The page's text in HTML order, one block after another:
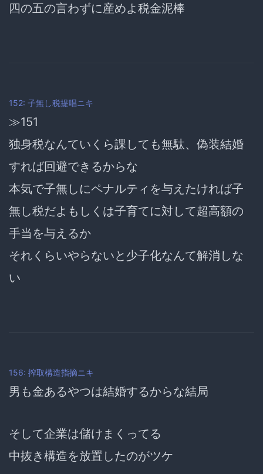
四の五の言わずに産めよ税金泥棒
152: 子無し税提唱ニキ
≫151
独身税なんていくら課しても無駄、偽装結婚
すれば回避できるからな
本気で子無しにペナルティを与えたければ子
無し税だよもしくは子育てに対して超高額の
手当を与えるか
それくらいやらないと少子化なんて解消しな
い
156: 搾取構造指摘ニキ
男も金あるやつは結婚するからな結局
そして企業は儲けまくってる
中抜き構造を放置したのがツケ